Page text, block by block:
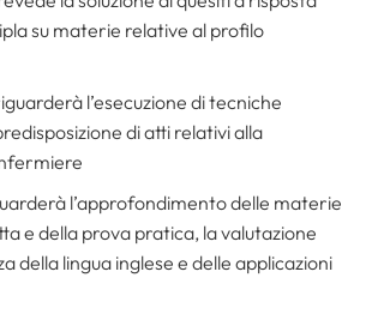
su materie relative al profilo
l’esecuzione di tecniche
di atti relativi alla
l’approfondimento delle materie
e della prova pratica, la valutazione
della lingua inglese e delle applicazioni